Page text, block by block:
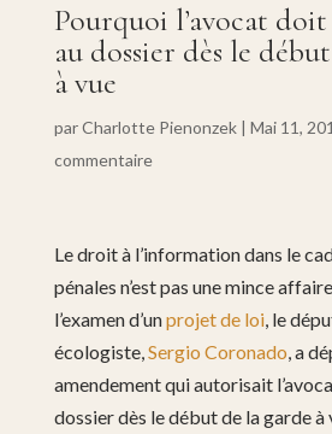
Pourquoi l’avocat doit
au dossier dès le
à vue
parCharlotte Pienonzek| Mai 11,
commentaire
Le droit à l’information dans le
pénales n’est pas une mince
l’examen d’unprojet de loi, le
écologiste,Sergio Coronado, a
amendement qui autorisait
dossier dès le début de la garde à